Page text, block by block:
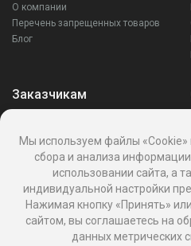
О компании
Перечень запрещенных товаров
Блог
Заказчикам
Ваши запросы
Написать поставщику
Написать в поддержку
Реквизиты
Мы используем файлы «Cookie»
сбора и анализа
использовании сайта, а
индивидуальной настройки
Нажимая кнопку «Принять»
сайтом, вы соглашаетесь на
данных метрических